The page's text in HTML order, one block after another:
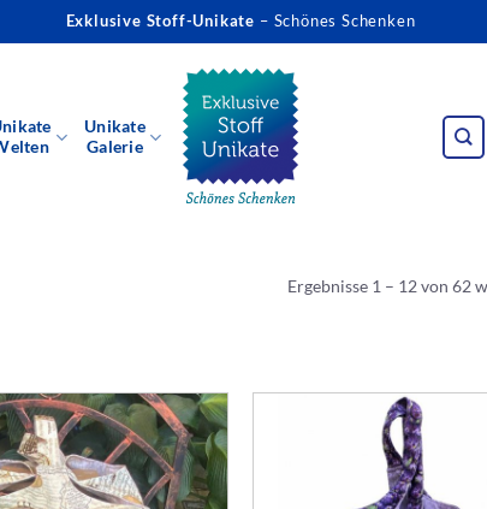
Exklusive Stoff-Unikate – Schönes Schenken
Unikate
Galerie
Ergebnisse 1 – 12 von 62